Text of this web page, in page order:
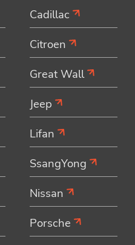
Cadillac
Citroen
Great Wall
Jeep
Lifan
SsangYong
Nissan
Porsche